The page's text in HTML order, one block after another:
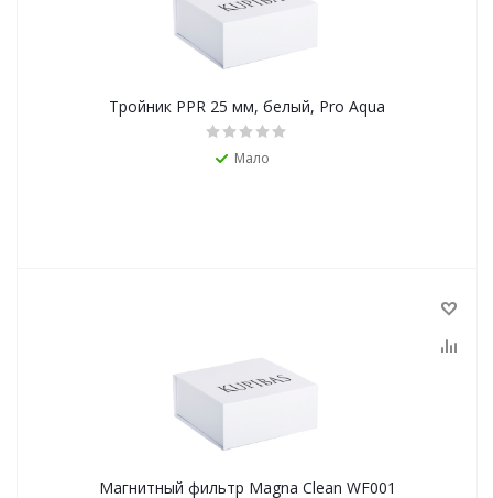
Тройник PPR 25 мм, белый, Pro Aqua
Мало
Магнитный фильтр Magna Clean WF001